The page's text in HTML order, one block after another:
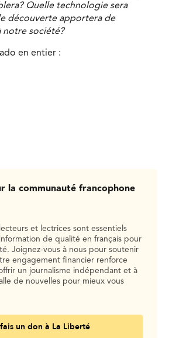
Quelle technologie sera
découverte apportera de
notre société?
en entier :
la communauté francophone
et lectrices sont essentiels
de qualité en français pour
Joignez-vous à nous pour soutenir
engagement financier renforce
un journalisme indépendant et à
de nouvelles pour mieux vous
un don à La Liberté